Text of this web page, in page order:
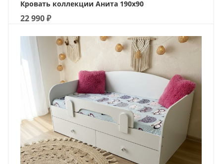
Кровать коллекции Анита 190х90
22 990₽